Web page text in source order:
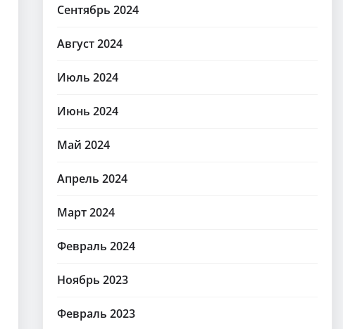
Сентябрь 2024
Август 2024
Июль 2024
Июнь 2024
Май 2024
Апрель 2024
Март 2024
Февраль 2024
Ноябрь 2023
Февраль 2023